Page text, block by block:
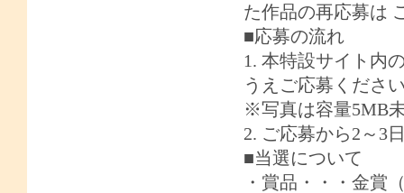
た作品の再応募は
■応募の流れ
1. 本特設サイト内
うえご応募くださ
※写真は容量5MB
2. ご応募から2 ～ 3
■当選について
・賞品・・・金賞